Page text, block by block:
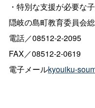
・特別な支援が必要な
隠岐の島町教育委員会
電話／08512-2-2095
FAX／08512-2-0619
電子メールkyouiku-